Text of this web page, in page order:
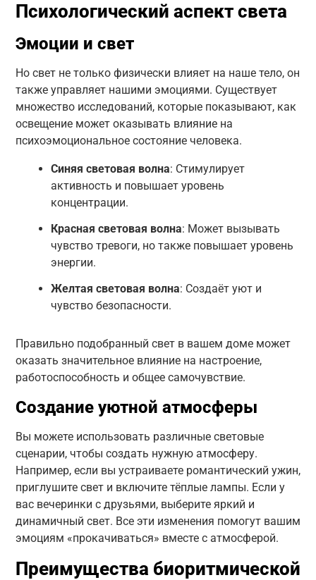
Психологический аспект света
Эмоции и свет
Но свет не только физически влияет на наше тело, он
также управляет нашими эмоциями. Существует
множество исследований, которые показывают, как
освещение может оказывать влияние на
психоэмоциональное состояние человека.
Синяя световая волна: Стимулирует
активность и повышает уровень
концентрации.
Красная световая волна: Может вызывать
чувство тревоги, но также повышает уровень
энергии.
Желтая световая волна: Создаёт уют и
чувство безопасности.
Правильно подобранный свет в вашем доме может
оказать значительное влияние на настроение,
работоспособность и общее самочувствие.
Создание уютной атмосферы
Вы можете использовать различные световые
сценарии, чтобы создать нужную атмосферу.
Например, если вы устраиваете романтический ужин,
приглушите свет и включите тёплые лампы. Если у
вас вечеринки с друзьями, выберите яркий и
динамичный свет. Все эти изменения помогут вашим
эмоциям «прокачиваться» вместе с атмосферой.
Преимущества биоритмической